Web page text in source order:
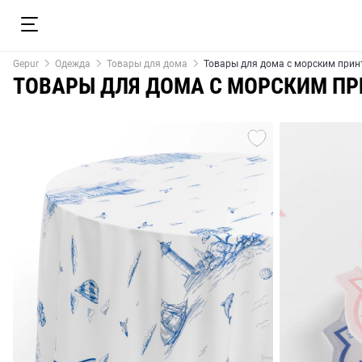
Gepur Одежда Товары для дома Товары для дома с морским
ТОВАРЫ ДЛЯ ДОМА С МОРСКИМ